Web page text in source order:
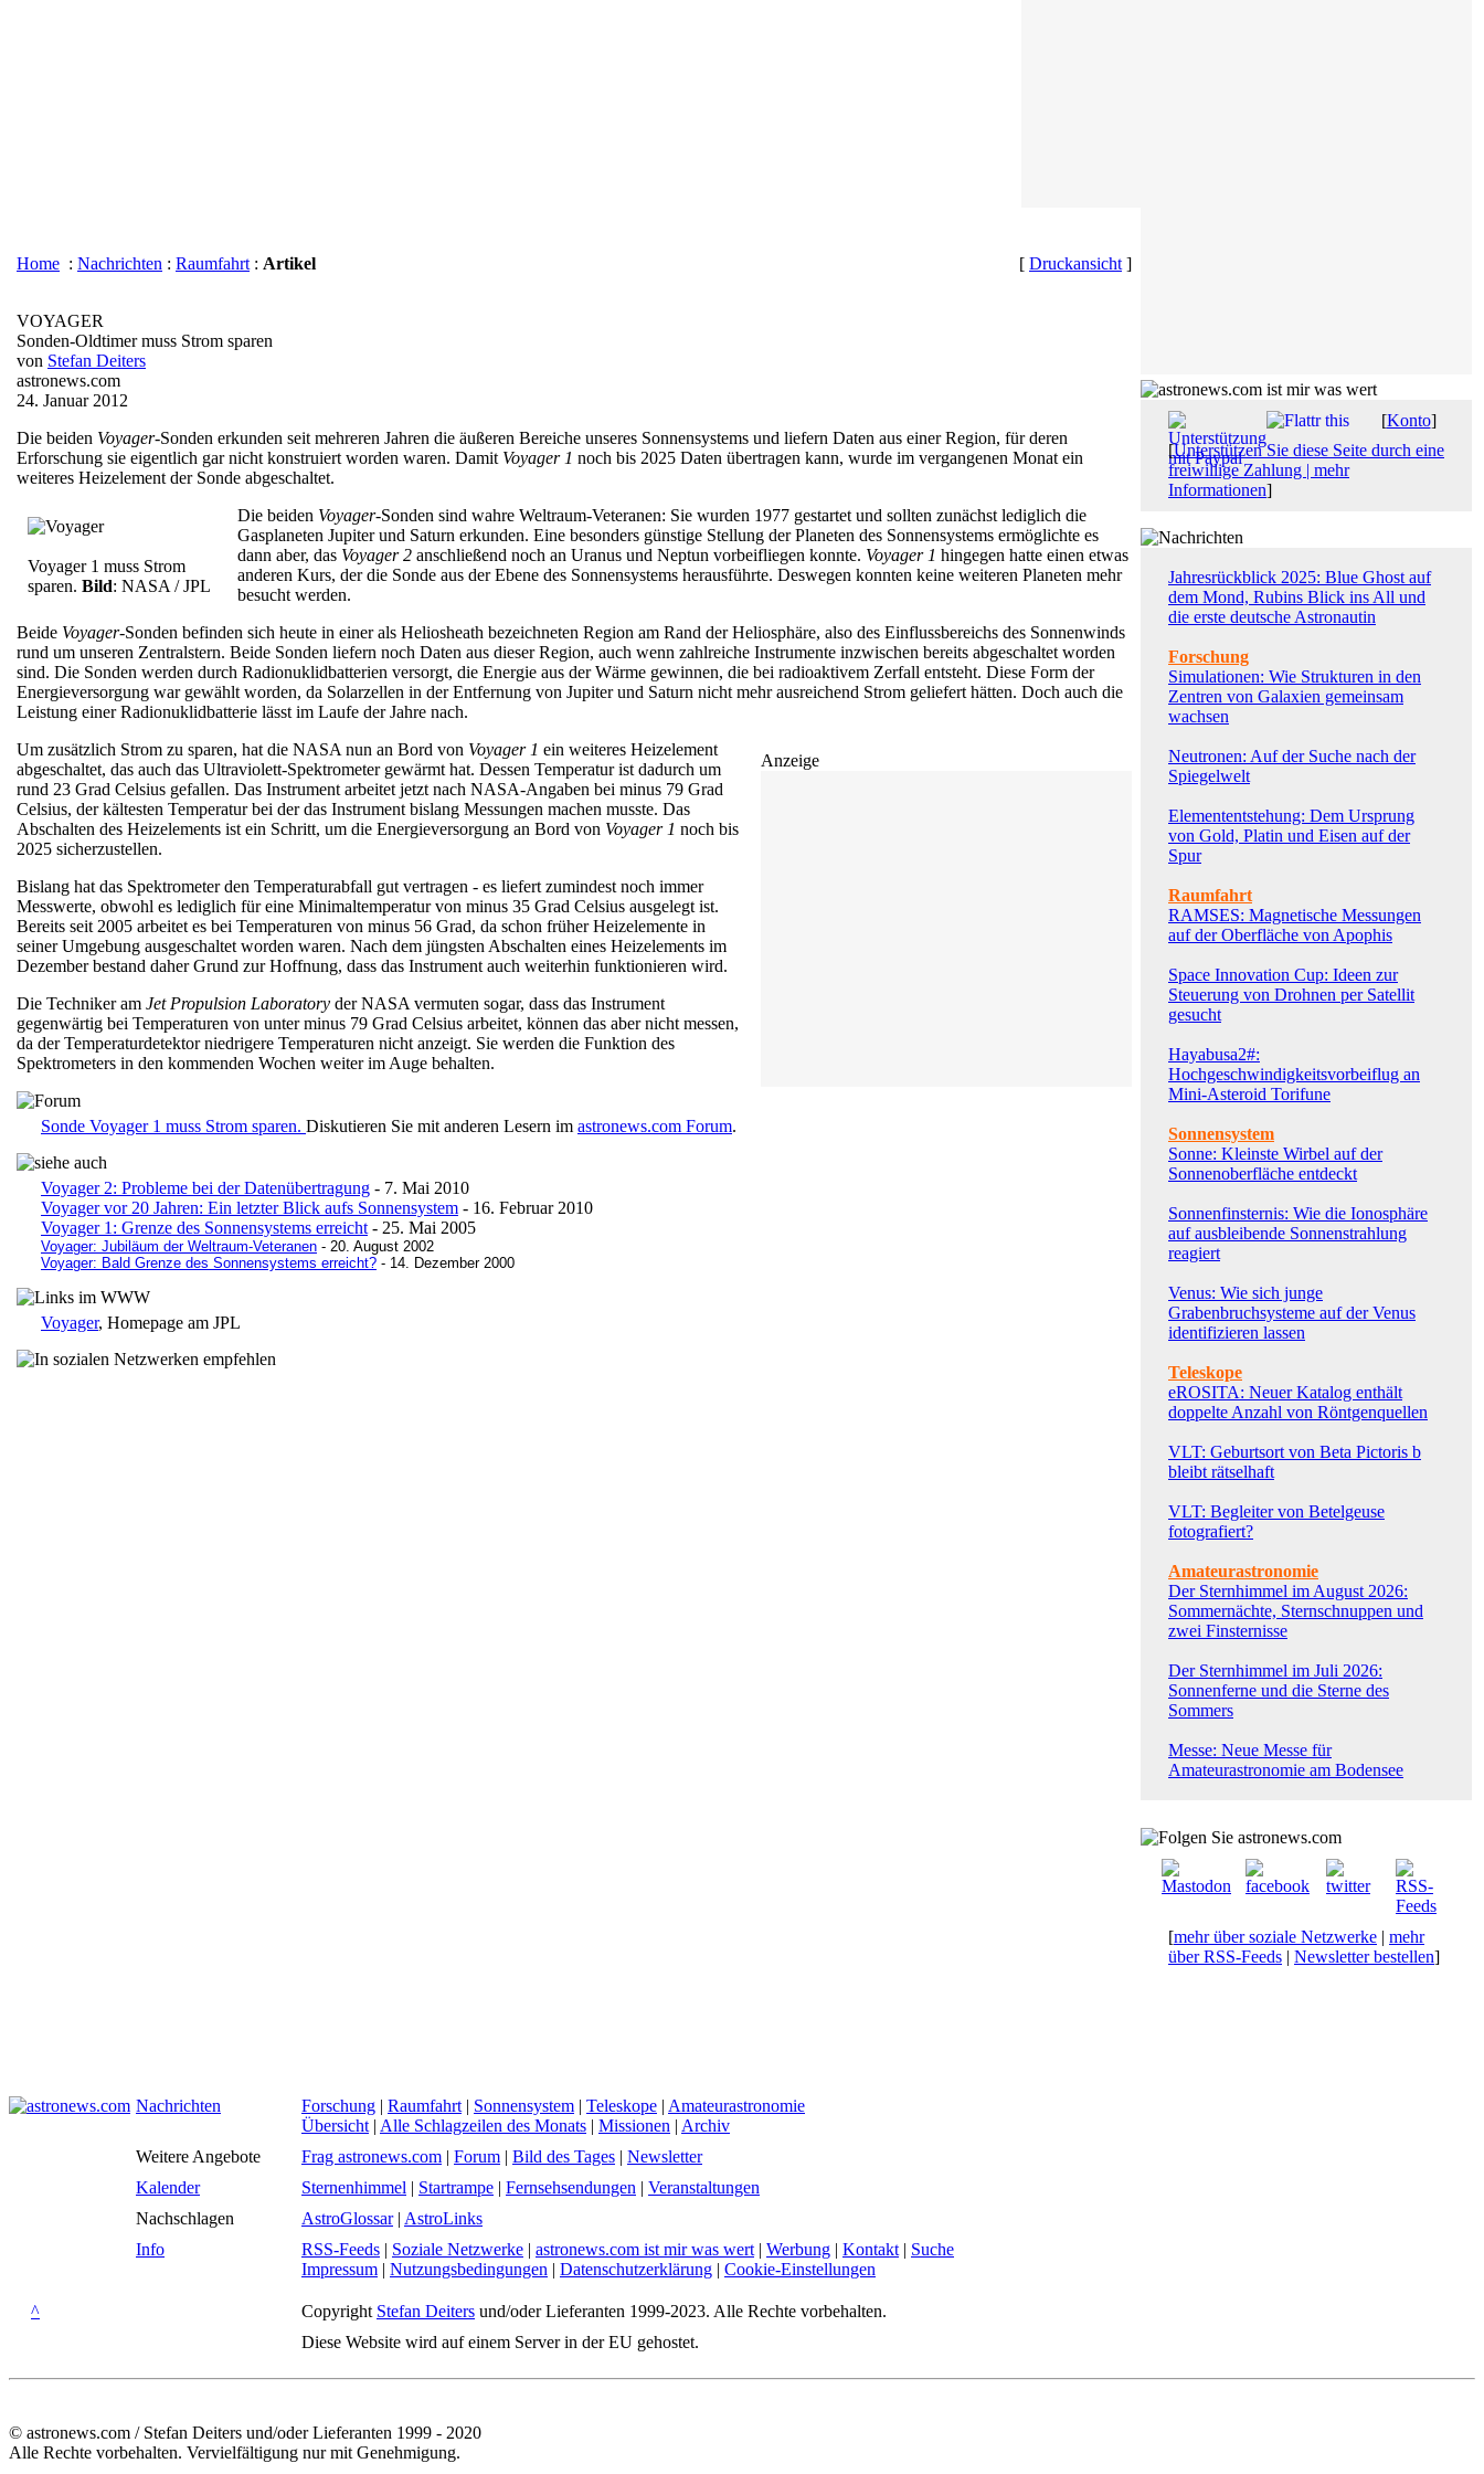
Home : Nachrichten : Raumfahrt : Artikel [ Druckansicht ]
VOYAGER
Sonden-Oldtimer muss Strom sparen
von Stefan Deiters
astronews.com
24. Januar 2012
Die beiden Voyager-Sonden erkunden seit mehreren Jahren die äußeren Bereiche unseres Sonnensystems und liefern Daten aus einer Region, für deren
Erforschung sie eigentlich gar nicht konstruiert worden waren. Damit Voyager 1 noch bis 2025 Daten übertragen kann, wurde im vergangenen Monat ein
weiteres Heizelement der Sonde abgeschaltet.
Voyager 1 muss Strom
sparen. Bild: NASA / JPL
Die beiden Voyager-Sonden sind wahre Weltraum-Veteranen: Sie wurden 1977 gestartet und sollten zunächst lediglich die
Gasplaneten Jupiter und Saturn erkunden. Eine besonders günstige Stellung der Planeten des Sonnensystems ermöglichte es
dann aber, das Voyager 2 anschließend noch an Uranus und Neptun vorbeifliegen konnte. Voyager 1 hingegen hatte einen etwas
anderen Kurs, der die Sonde aus der Ebene des Sonnensystems herausführte. Deswegen konnten keine weiteren Planeten mehr
besucht werden.
Beide Voyager-Sonden befinden sich heute in einer als Heliosheath bezeichneten Region am Rand der Heliosphäre, also des Einflussbereichs des Sonnenwinds
rund um unseren Zentralstern. Beide Sonden liefern noch Daten aus dieser Region, auch wenn zahlreiche Instrumente inzwischen bereits abgeschaltet worden
sind. Die Sonden werden durch Radionuklidbatterien versorgt, die Energie aus der Wärme gewinnen, die bei radioaktivem Zerfall entsteht. Diese Form der
Energieversorgung war gewählt worden, da Solarzellen in der Entfernung von Jupiter und Saturn nicht mehr ausreichend Strom geliefert hätten. Doch auch die
Leistung einer Radionuklidbatterie lässt im Laufe der Jahre nach.
Anzeige
Um zusätzlich Strom zu sparen, hat die NASA nun an Bord von Voyager 1 ein weiteres Heizelement
abgeschaltet, das auch das Ultraviolett-Spektrometer gewärmt hat. Dessen Temperatur ist dadurch um
rund 23 Grad Celsius gefallen. Das Instrument arbeitet jetzt nach NASA-Angaben bei minus 79 Grad
Celsius, der kältesten Temperatur bei der das Instrument bislang Messungen machen musste. Das
Abschalten des Heizelements ist ein Schritt, um die Energieversorgung an Bord von Voyager 1 noch bis
2025 sicherzustellen.
Bislang hat das Spektrometer den Temperaturabfall gut vertragen - es liefert zumindest noch immer
Messwerte, obwohl es lediglich für eine Minimaltemperatur von minus 35 Grad Celsius ausgelegt ist.
Bereits seit 2005 arbeitet es bei Temperaturen von minus 56 Grad, da schon früher Heizelemente in
seiner Umgebung ausgeschaltet worden waren. Nach dem jüngsten Abschalten eines Heizelements im
Dezember bestand daher Grund zur Hoffnung, dass das Instrument auch weiterhin funktionieren wird.
Die Techniker am Jet Propulsion Laboratory der NASA vermuten sogar, dass das Instrument
gegenwärtig bei Temperaturen von unter minus 79 Grad Celsius arbeitet, können das aber nicht messen,
da der Temperaturdetektor niedrigere Temperaturen nicht anzeigt. Sie werden die Funktion des
Spektrometers in den kommenden Wochen weiter im Auge behalten.
Sonde Voyager 1 muss Strom sparen. Diskutieren Sie mit anderen Lesern im astronews.com Forum.
Voyager 2: Probleme bei der Datenübertragung - 7. Mai 2010
Voyager vor 20 Jahren: Ein letzter Blick aufs Sonnensystem - 16. Februar 2010
Voyager 1: Grenze des Sonnensystems erreicht - 25. Mai 2005
Voyager: Jubiläum der Weltraum-Veteranen - 20. August 2002
Voyager: Bald Grenze des Sonnensystems erreicht? - 14. Dezember 2000
Voyager, Homepage am JPL
[Konto]
[Unterstützen Sie diese Seite durch eine
freiwillige Zahlung | mehr
Informationen]
Jahresrückblick 2025: Blue Ghost auf
dem Mond, Rubins Blick ins All und
die erste deutsche Astronautin
Forschung
Simulationen: Wie Strukturen in den
Zentren von Galaxien gemeinsam
wachsen
Neutronen: Auf der Suche nach der
Spiegelwelt
Elemententstehung: Dem Ursprung
von Gold, Platin und Eisen auf der
Spur
Raumfahrt
RAMSES: Magnetische Messungen
auf der Oberfläche von Apophis
Space Innovation Cup: Ideen zur
Steuerung von Drohnen per Satellit
gesucht
Hayabusa2#:
Hochgeschwindigkeitsvorbeiflug an
Mini-Asteroid Torifune
Sonnensystem
Sonne: Kleinste Wirbel auf der
Sonnenoberfläche entdeckt
Sonnenfinsternis: Wie die Ionosphäre
auf ausbleibende Sonnenstrahlung
reagiert
Venus: Wie sich junge
Grabenbruchsysteme auf der Venus
identifizieren lassen
Teleskope
eROSITA: Neuer Katalog enthält
doppelte Anzahl von Röntgenquellen
VLT: Geburtsort von Beta Pictoris b
bleibt rätselhaft
VLT: Begleiter von Betelgeuse
fotografiert?
Amateurastronomie
Der Sternhimmel im August 2026:
Sommernächte, Sternschnuppen und
zwei Finsternisse
Der Sternhimmel im Juli 2026:
Sonnenferne und die Sterne des
Sommers
Messe: Neue Messe für
Amateurastronomie am Bodensee
[mehr über soziale Netzwerke | mehr
über RSS-Feeds | Newsletter bestellen]
Nachrichten Forschung | Raumfahrt | Sonnensystem | Teleskope | Amateurastronomie
Übersicht | Alle Schlagzeilen des Monats | Missionen | Archiv
Weitere Angebote
Frag astronews.com | Forum | Bild des Tages | Newsletter
Kalender
Sternenhimmel | Startrampe | Fernsehsendungen | Veranstaltungen
Nachschlagen
AstroGlossar| AstroLinks
Info
RSS-Feeds | Soziale Netzwerke | astronews.com ist mir was wert | Werbung | Kontakt | Suche
Impressum | Nutzungsbedingungen | Datenschutzerklärung | Cookie-Einstellungen
^ Copyright Stefan Deiters und/oder Lieferanten 1999-2023. Alle Rechte vorbehalten.
Diese Website wird auf einem Server in der EU gehostet.
© astronews.com / Stefan Deiters und/oder Lieferanten 1999 - 2020
Alle Rechte vorbehalten. Vervielfältigung nur mit Genehmigung.